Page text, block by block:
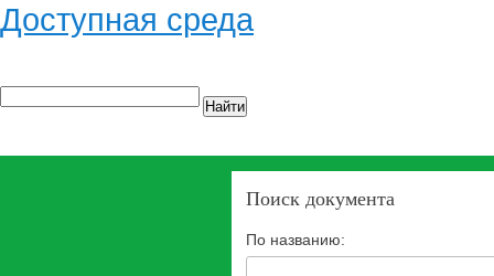
Доступная среда
Найти
Поиск документа
По названию: